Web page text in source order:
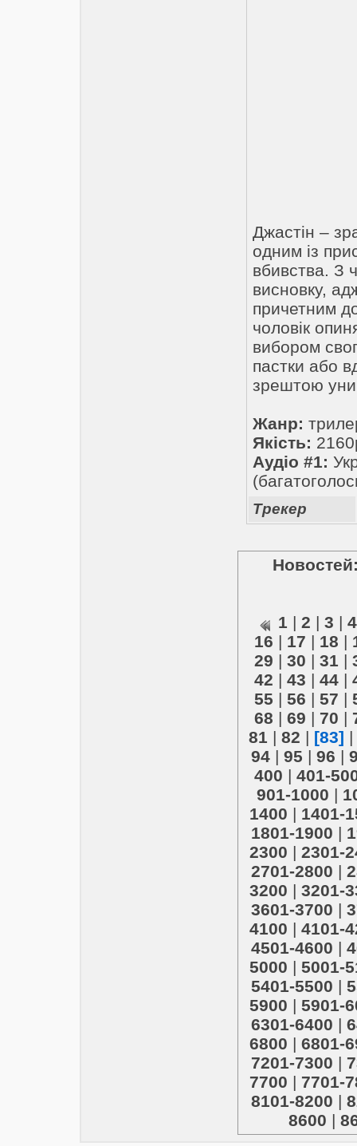
Джастін –
одним із
вбивства. З
висновку,
причетним
чоловік
вибором
пастки або
зрештою
Жанр:
Якість:
Аудіо #1:
Трекер
1 | 2 | 3 | 4
16 | 17 | 18 |
29 | 30 | 31 |
42 | 43 | 44|
55 | 56 | 57 |
68 | 69 | 70 |
81 | 82 | [83] |
94 | 95 | 96 |
400 | 401-
901-1000 |
1400 | 1401-
1801-1900 |
2300 | 2301-
2701-2800 |
3200 | 3201-
3601-3700 |
4100 | 4101-
4501-4600 |
5000 | 5001-
5401-5500 |
5900 | 5901-
6301-6400 |
6800 | 6801-
7201-7300 |
7700 | 7701-
8101-8200 |
8600 |